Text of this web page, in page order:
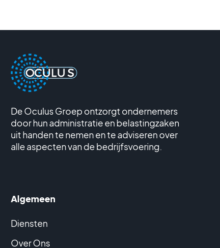
De Oculus Groep ontzorgt ondernemers
door hun administratie en belastingzaken
uit handen te nemen en te adviseren over
alle aspecten van de bedrijfsvoering.
Algemeen
Diensten
Over Ons